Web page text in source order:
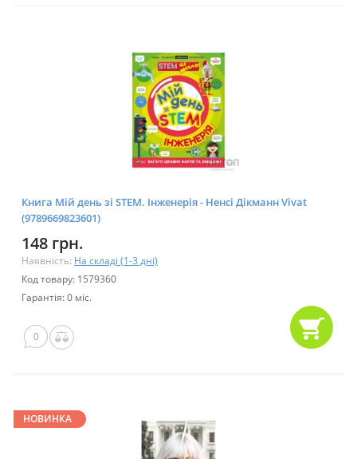
Книга Мій день зі STEM. Інженерія - Нeнсi Дiкманн Vivat
(9789669823601)
148 грн.
Наявність: На складі (1-3 дні)
Код товару: 1579360
Гарантія: 0 міс.
0
НОВИНКА